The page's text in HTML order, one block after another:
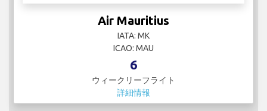
Air Mauritius
IATA: MK
ICAO: MAU
6
ウィークリーフライト
詳細情報